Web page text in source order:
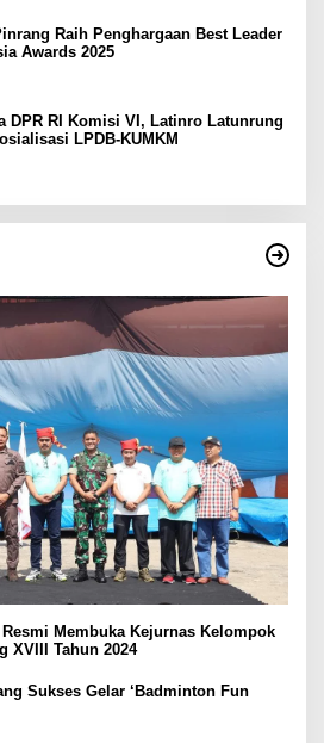
Raih Penghargaan Best Leader
Awards 2025
DPR RI Komisi VI, Latinro Latunrung
LPDB-KUMKM
Membuka Kejurnas Kelompok
XVIII Tahun 2024
Sukses Gelar ‘Badminton Fun